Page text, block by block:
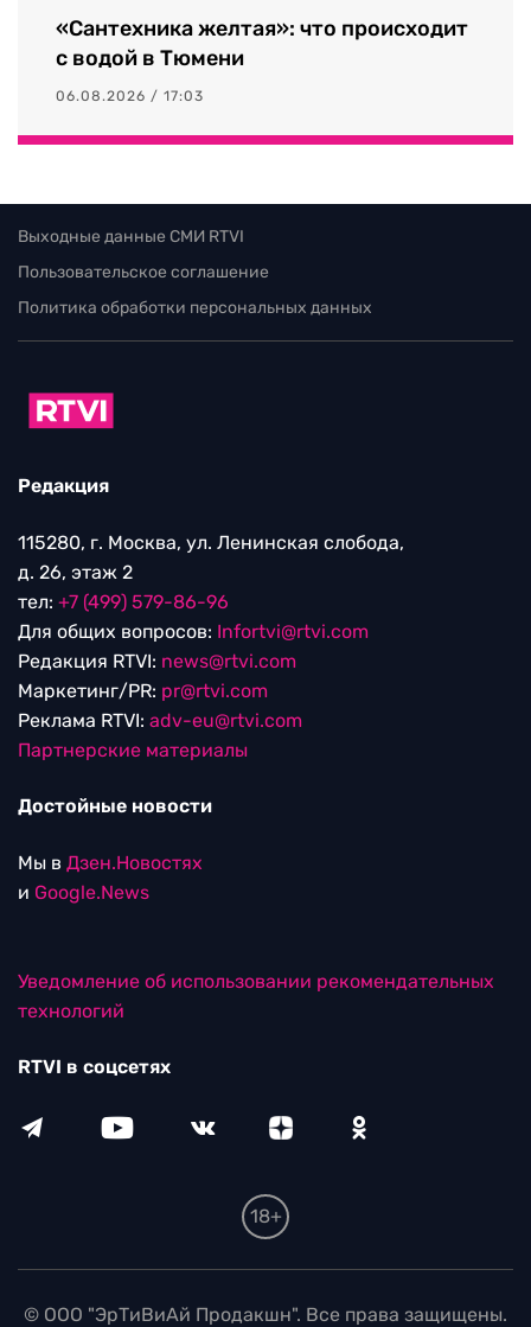
«Сантехника желтая»: что происходит
с водой в Тюмени
06.08.2026 / 17:03
Выходные данные СМИ RTVI
Пользовательское соглашение
Политика обработки персональных данных
Редакция
115280, г. Москва, ул. Ленинская слобода,
д. 26, этаж 2
тел: +7 (499) 579-86-96
Для общих вопросов: Infortvi@rtvi.com
Редакция RTVI: news@rtvi.com
Маркетинг/PR: pr@rtvi.com
Реклама RTVI: adv-eu@rtvi.com
Партнерские материалы
Достойные новости
Мы в Дзен.Новостях
и Google.News
Уведомление об использовании рекомендательных
технологий
RTVI в соцсетях
18+
© ООО "ЭрТиВиАй Продакшн". Все права защищены.